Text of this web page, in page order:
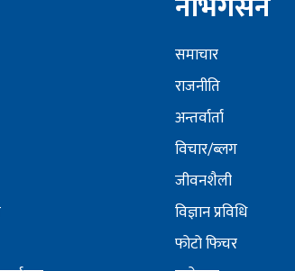
समाचार
राजनीति
अन्तर्वार्ता
विचार/ब्लग
जीवनशैली
विज्ञान प्रविधि
फोटो फिचर